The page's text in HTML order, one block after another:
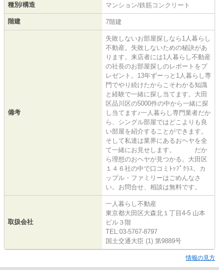
種別/構造 マンション/鉄筋コンクリート
階建 7階建
備考
失敗しないお部屋探しなら1人暮らし
不動産。失敗しないための秘訣があ
ります。来店者には1人暮らし不動産
の社長のお部屋探しのレポートをプ
レゼント。13年ずーっと1人暮らし専
門でやり続けたからこそわかる知識
と経験で一緒に探し当てます。大田
区品川区の5000件の中から一緒に探
し当てます♪一人暮らし専門業者だか
ら、シングル部屋ではどこよりも良
い部屋を紹介することができます。
そして私達は業界にあるおヘヤを全
て一緒にお見せします。 だか
ら理想のおヘヤが見つかる。大田区
１４６社の中で口コミﾄｯﾌﾟｸﾗｽ。カ
ップル・ファミリーはごめんなさ
い。お問合せ、相談は無料です。
取扱会社
一人暮らし不動産
東京都大田区大森北１丁目4-5 山本
ビル３階
TEL:03-5767-8797
国土交通大臣 (1) 第9889号
情報の見方